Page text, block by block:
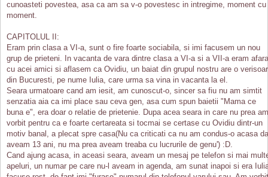
cunoasteti povestea, asa ca am sa v-o povestesc in intregime, moment cu
moment.
CAPITOLUL II:
Eram prin clasa a VI-a, sunt o fire foarte sociabila, si imi facusem un nou
grup de prieteni. In vacanta de vara dintre clasa a VI-a si a VII-a eram afara
cu acei amici si aflasem ca Ovidiu, un baiat din grupul nostru are o
din Bucuresti, pe nume Iulia, care urma sa vina in vacanta la el.
Seara urmatoare cand am iesit, am cunoscut-o, sincer sa fiu nu am simtit
senzatia aia ca imi place sau ceva gen, asa cum spun baietii "Mama ce
buna e", era doar o relatie de prietenie. Dupa acea seara in care nu prea am
vorbit pentru ca e foarte certareata si tocmai se certase cu Ovidiu dintr-un
motiv banal, a plecat spre casa(Nu ca criticati ca nu am condus-o acasa
aveam 13 ani, nu ma prea aveam treaba cu lucrurile de genu') :D.
Cand ajung acasa, in aceasi seara, aveam un mesaj pe telefon si mai
apeluri, un numar pe care nu-l aveam in agenda, am sunat inapoi si era